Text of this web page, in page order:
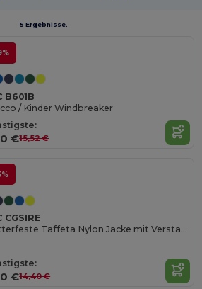
5 Ergebnisse.
B601B
/ Kinder Windbreaker
€15,52 €
CGSIRE
Wetterfeste Taffeta Nylon Jacke mit Verstaubarer Kapuze
€14,40 €